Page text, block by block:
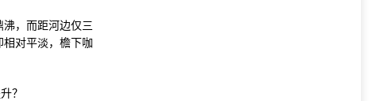
，而距河边仅三
对平淡，檐下咖
？